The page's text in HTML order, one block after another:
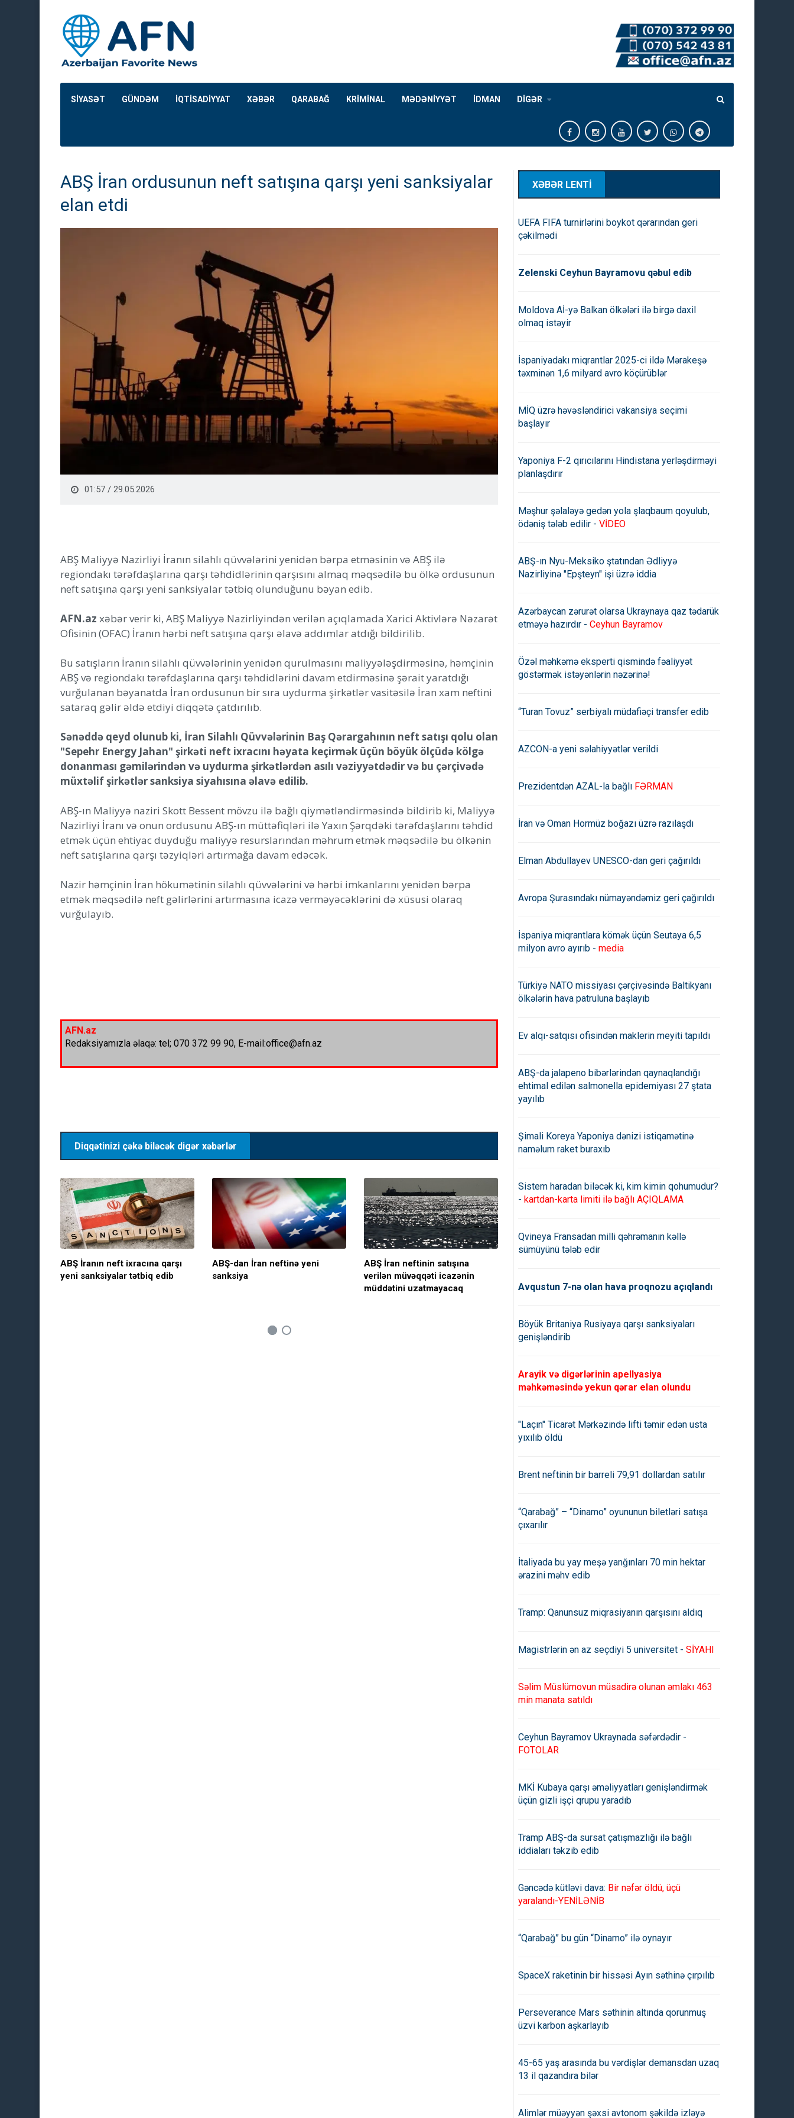
SİYASƏT GÜNDƏM İQTİSADİYYAT XƏBƏR QARABAĞ KRİMİNAL MƏDƏNİYYƏT İDMAN DİGƏR
ABŞ İran ordusunun neft satışına qarşı yeni sanksiyalar
elan etdi
01:57 / 29.05.2026
ABŞ Maliyyə Nazirliyi İranın silahlı qüvvələrini yenidən bərpa etməsinin və ABŞ ilə
regiondakı tərəfdaşlarına qarşı təhdidlərinin qarşısını almaq məqsədilə bu ölkə ordusunun
neft satışına qarşı yeni sanksiyalar tətbiq olunduğunu bəyan edib.
AFN.az xəbər verir ki, ABŞ Maliyyə Nazirliyindən verilən açıqlamada Xarici Aktivlərə Nəzarət
Ofisinin (OFAC) İranın hərbi neft satışına qarşı əlavə addımlar atdığı bildirilib.
Bu satışların İranın silahlı qüvvələrinin yenidən qurulmasını maliyyələşdirməsinə, həmçinin
ABŞ və regiondakı tərəfdaşlarına qarşı təhdidlərini davam etdirməsinə şərait yaratdığı
vurğulanan bəyanatda İran ordusunun bir sıra uydurma şirkətlər vasitəsilə İran xam neftini
sataraq gəlir əldə etdiyi diqqətə çatdırılıb.
Sənəddə qeyd olunub ki, İran Silahlı Qüvvələrinin Baş Qərargahının neft satışı qolu olan
"Sepehr Energy Jahan" şirkəti neft ixracını həyata keçirmək üçün böyük ölçüdə kölgə
donanması gəmilərindən və uydurma şirkətlərdən asılı vəziyyətdədir və bu çərçivədə
müxtəlif şirkətlər sanksiya siyahısına əlavə edilib.
ABŞ-ın Maliyyə naziri Skott Bessent mövzu ilə bağlı qiymətləndirməsində bildirib ki, Maliyyə
Nazirliyi İranı və onun ordusunu ABŞ-ın müttəfiqləri ilə Yaxın Şərqdəki tərəfdaşlarını təhdid
etmək üçün ehtiyac duyduğu maliyyə resurslarından məhrum etmək məqsədilə bu ölkənin
neft satışlarına qarşı təzyiqləri artırmağa davam edəcək.
Nazir həmçinin İran hökumətinin silahlı qüvvələrini və hərbi imkanlarını yenidən bərpa
etmək məqsədilə neft gəlirlərini artırmasına icazə verməyəcəklərini də xüsusi olaraq
vurğulayıb.
AFN.az
Redaksiyamızla əlaqə: tel; 070 372 99 90, E-mail:office@afn.az
Diqqətinizi çəkə biləcək digər xəbərlər
ABŞ İranın neft ixracına qarşı
yeni sanksiyalar tətbiq edib
ABŞ-dan İran neftinə yeni
sanksiya
ABŞ İran neftinin satışına
verilən müvəqqəti icazənin
müddətini uzatmayacaq
XƏBƏR LENTİ
UEFA FIFA turnirlərini boykot qərarından geri
çəkilmədi
Zelenski Ceyhun Bayramovu qəbul edib
Moldova Aİ-yə Balkan ölkələri ilə birgə daxil
olmaq istəyir
İspaniyadakı miqrantlar 2025-ci ildə Mərakeşə
təxminən 1,6 milyard avro köçürüblər
MİQ üzrə həvəsləndirici vakansiya seçimi
başlayır
Yaponiya F-2 qırıcılarını Hindistana yerləşdirməyi
planlaşdırır
Məşhur şəlaləyə gedən yola şlaqbaum qoyulub,
ödəniş tələb edilir - VİDEO
ABŞ-ın Nyu-Meksiko ştatından Ədliyyə
Nazirliyinə "Epşteyn" işi üzrə iddia
Azərbaycan zərurət olarsa Ukraynaya qaz tədarük
etməyə hazırdır - Ceyhun Bayramov
Özəl məhkəmə eksperti qismində fəaliyyət
göstərmək istəyənlərin nəzərinə!
“Turan Tovuz” serbiyalı müdafiəçi transfer edib
AZCON-a yeni səlahiyyətlər verildi
Prezidentdən AZAL-la bağlı FƏRMAN
İran və Oman Hormüz boğazı üzrə razılaşdı
Elman Abdullayev UNESCO-dan geri çağırıldı
Avropa Şurasındakı nümayəndəmiz geri çağırıldı
İspaniya miqrantlara kömək üçün Seutaya 6,5
milyon avro ayırıb - media
Türkiyə NATO missiyası çərçivəsində Baltikyanı
ölkələrin hava patruluna başlayıb
Ev alqı-satqısı ofisindən maklerin meyiti tapıldı
ABŞ-da jalapeno bibərlərindən qaynaqlandığı
ehtimal edilən salmonella epidemiyası 27 ştata
yayılıb
Şimali Koreya Yaponiya dənizi istiqamətinə
naməlum raket buraxıb
Sistem haradan biləcək ki, kim kimin qohumudur?
- kartdan-karta limiti ilə bağlı AÇIQLAMA
Qvineya Fransadan milli qəhrəmanın kəllə
sümüyünü tələb edir
Avqustun 7-nə olan hava proqnozu açıqlandı
Böyük Britaniya Rusiyaya qarşı sanksiyaları
genişləndirib
Arayik və digərlərinin apellyasiya
məhkəməsində yekun qərar elan olundu
"Laçın" Ticarət Mərkəzində lifti təmir edən usta
yıxılıb öldü
Brent neftinin bir barreli 79,91 dollardan satılır
“Qarabağ” – “Dinamo” oyununun biletləri satışa
çıxarılır
İtaliyada bu yay meşə yanğınları 70 min hektar
ərazini məhv edib
Tramp: Qanunsuz miqrasiyanın qarşısını aldıq
Magistrlərin ən az seçdiyi 5 universitet - SİYAHI
Səlim Müslümovun müsadirə olunan əmlakı 463
min manata satıldı
Ceyhun Bayramov Ukraynada səfərdədir -
FOTOLAR
MKİ Kubaya qarşı əməliyyatları genişləndirmək
üçün gizli işçi qrupu yaradıb
Tramp ABŞ-da sursat çatışmazlığı ilə bağlı
iddiaları təkzib edib
Gəncədə kütləvi dava: Bir nəfər öldü, üçü
yaralandı-YENİLƏNİB
“Qarabağ” bu gün “Dinamo” ilə oynayır
SpaceX raketinin bir hissəsi Ayın səthinə çırpılıb
Perseverance Mars səthinin altında qorunmuş
üzvi karbon aşkarlayıb
45-65 yaş arasında bu vərdişlər demansdan uzaq
13 il qazandıra bilər
Alimlər müəyyən şəxsi avtonom şəkildə izləyə